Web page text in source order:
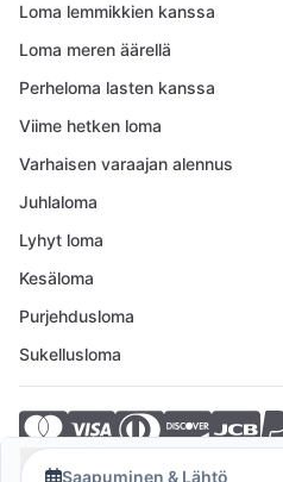
Saapuminen & Lähtö
Loma lemmikkien kanssa
Loma meren äärellä
Perheloma lasten kanssa
Viime hetken loma
Varhaisen varaajan alennus
Juhlaloma
Lyhyt loma
Kesäloma
Purjehdusloma
Sukellusloma